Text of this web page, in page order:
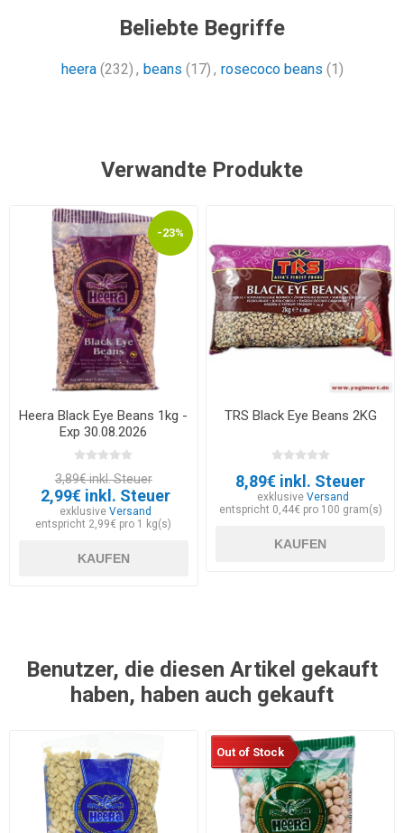
Beliebte Begriffe
heera (232) , beans (17) , rosecoco beans (1)
Verwandte Produkte
-23%
Heera Black Eye Beans 1kg -
Exp 30.08.2026
3,89€ inkl. Steuer
2,99€ inkl. Steuer
exklusiveVersand
entspricht 2,99€ pro 1 kg(s)
KAUFEN
TRS Black Eye Beans 2KG
8,89€ inkl. Steuer
exklusive Versand
entspricht 0,44€ pro 100 gram(s)
KAUFEN
Benutzer, die diesen Artikel gekauft
haben, haben auch gekauft
Out of Stock